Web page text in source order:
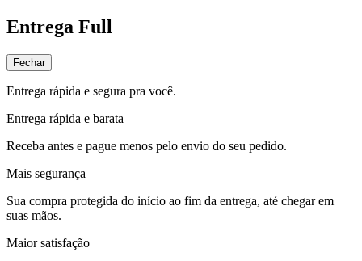
Entrega Full
Fechar
Entrega rápida e segura pra você.
Entrega rápida e barata
Receba antes e pague menos pelo envio do seu pedido.
Mais segurança
Sua compra protegida do início ao fim da entrega, até chegar em
suas mãos.
Maior satisfação